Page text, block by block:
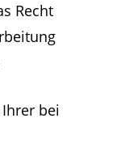
Recht
bei